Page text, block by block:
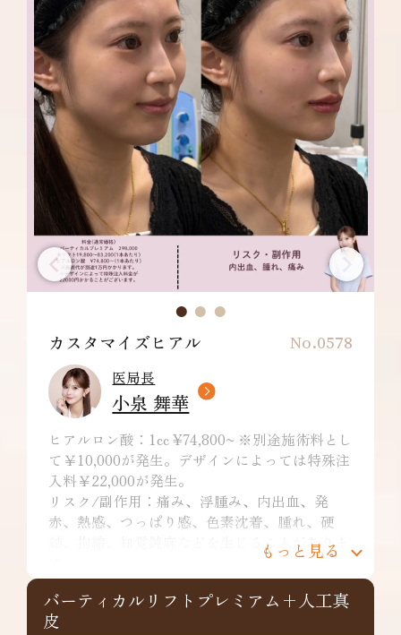
No.0578
カスタマイズヒアル
医局長
小泉 舞華
ヒアルロン酸：1cc ¥74,800~ ※別途施術料とし
て￥10,000が発生。デザインによっては特殊注
入料￥22,000が発生。
リスク/副作用：痛み、浮腫み、内出血、発
赤、熱感、つっぱり感、色素沈着、腫れ、硬
結、拘縮、知覚鈍麻などを生じることがありま
もっと見る
バーティカルリフトプレミアム+人工真
皮